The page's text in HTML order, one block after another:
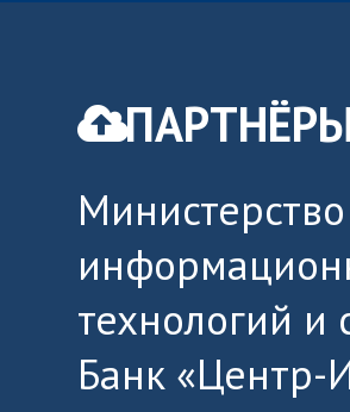
технологий и
Банк «Центр-